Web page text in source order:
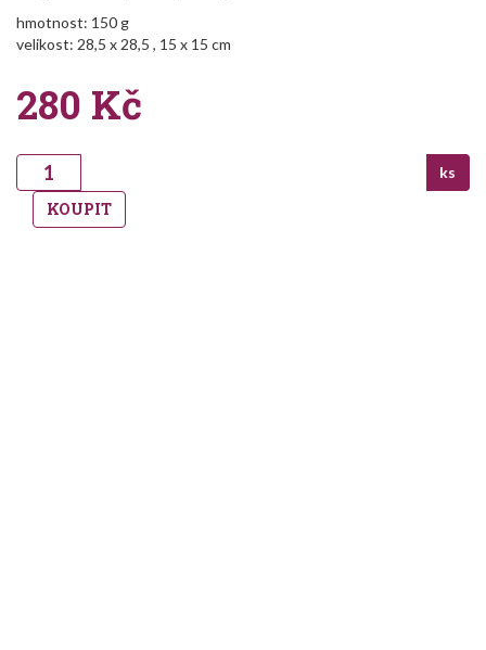
hmotnost: 150 g
velikost: 28,5 x 28,5 , 15 x 15 cm
280 Kč
ks
KOUPIT